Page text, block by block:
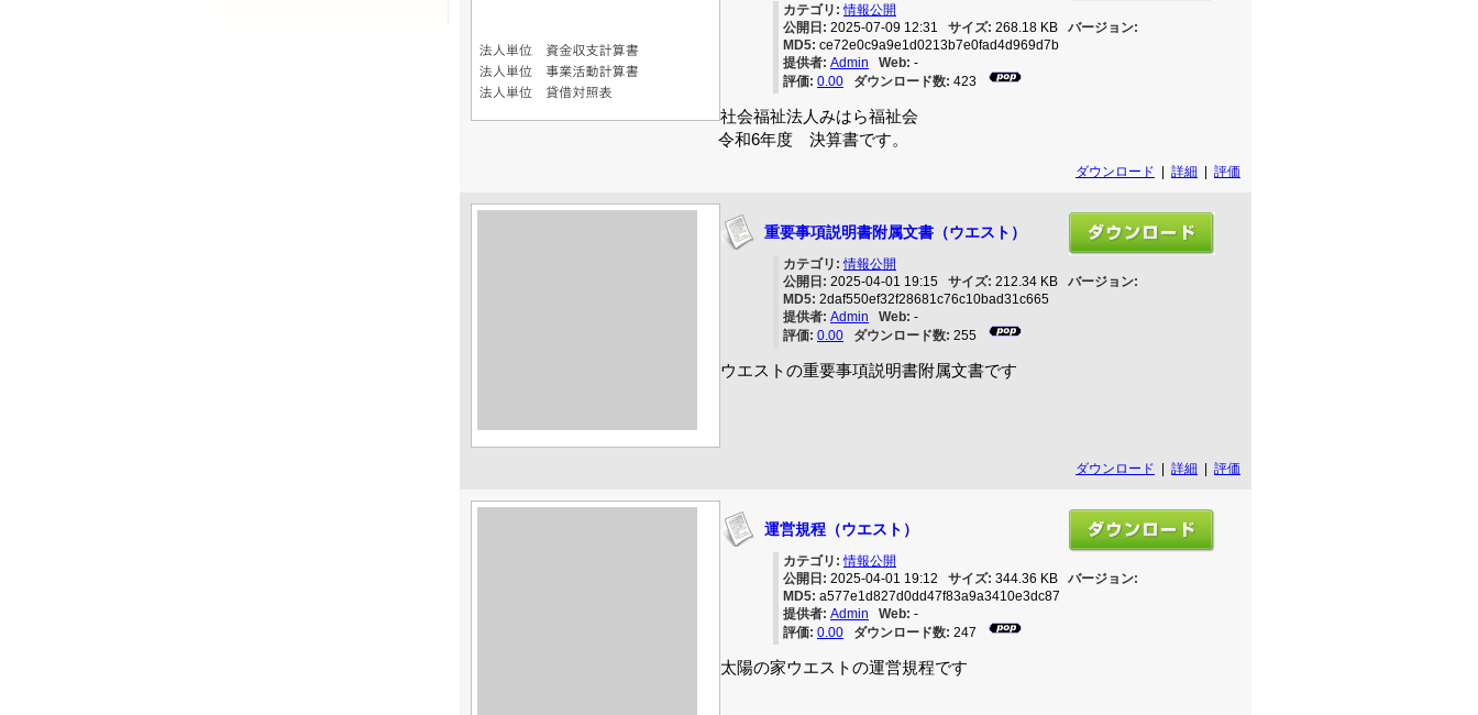
カテゴリ:情報公開
公開日: 2025-07-09 12:31 サイズ: 268.18 KB バージョン:
MD5: ce72e0c9a9e1d0213b7e0fad4d969d7b
提供者: Admin Web: -
評価: 0.00 ダウンロード数: 423
社会福祉法人みはら福祉会
令和6年度 決算書です。
ダウンロード | 詳細 | 評価
重要事項説明書附属文書（ウエスト）
カテゴリ:情報公開
公開日: 2025-04-01 19:15 サイズ: 212.34 KB バージョン:
MD5: 2daf550ef32f28681c76c10bad31c665
提供者: Admin Web: -
評価: 0.00 ダウンロード数: 255
ウエストの重要事項説明書附属文書です
ダウンロード | 詳細 | 評価
運営規程（ウエスト）
カテゴリ:情報公開
公開日: 2025-04-01 19:12 サイズ: 344.36 KB バージョン:
MD5: a577e1d827d0dd47f83a9a3410e3dc87
提供者: Admin Web: -
評価: 0.00 ダウンロード数: 247
太陽の家ウエストの運営規程です